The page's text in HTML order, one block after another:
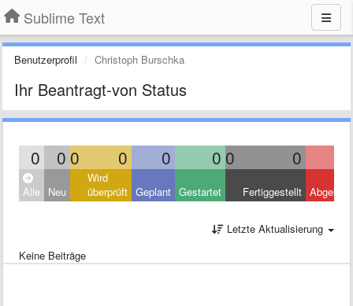
Sublime Text
Benutzerprofil Christoph Burschka
Ihr Beantragt-von Status
0 0 0 0 0 0 0 0
Alle Neu
Wird
überprüft Geplant Gestartet Fertiggestellt
Letzte Aktualisierung
Keine Beiträge